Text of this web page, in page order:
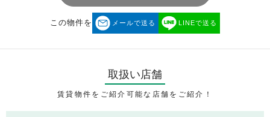
この物件を メールで送る LINEで送る
取扱い店舗
賃貸物件をご紹介可能な店舗をご紹介！